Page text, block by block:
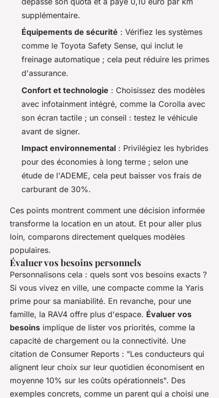
supplémentaire.
Équipements de sécurité : Vérifiez les systèmes
comme le Toyota Safety Sense, qui inclut le
freinage automatique ; cela peut réduire les primes
d'assurance.
Confort et technologie : Choisissez des modèles
avec infotainment intégré, comme la Corolla avec
son écran tactile ; un conseil : testez le véhicule
avant de signer.
Impact environnemental : Privilégiez les hybrides
pour des économies à long terme ; selon une
étude de l'ADEME, cela peut baisser vos frais de
carburant de 30%.
Ces points montrent comment une décision informée
transforme la location en un atout. Et pour aller plus
loin, comparons directement quelques modèles
populaires.
Évaluer vos besoins personnels
Personnalisons cela : quels sont vos besoins exacts ?
Si vous vivez en ville, une compacte comme la Yaris
prime pour sa maniabilité. En revanche, pour une
famille, la RAV4 offre plus d'espace. Évaluer vos
besoins implique de lister vos priorités, comme la
capacité de chargement ou la connectivité. Une
citation de Consumer Reports : "Les conducteurs qui
alignent leur choix sur leur quotidien économisent en
moyenne 10% sur les coûts opérationnels". Des
exemples concrets, comme un parent qui a choisi une